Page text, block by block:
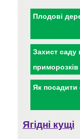
Плодові
Захист саду
приморозків
Як посадити
Ягідні кущі